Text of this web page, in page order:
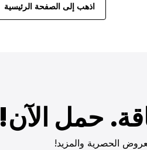
اذهب إلى الصفحة الرئيسية
حمل الآن!
الحصرية والمزيد!